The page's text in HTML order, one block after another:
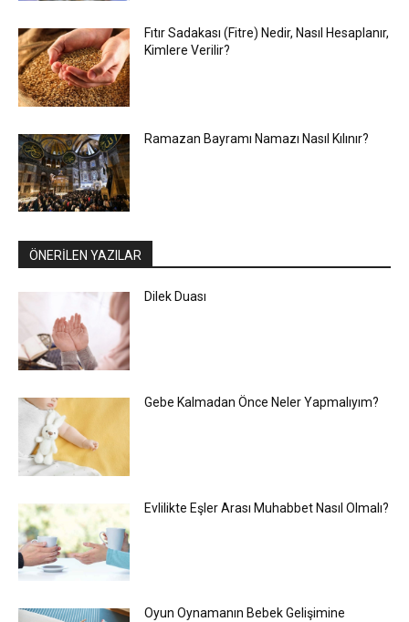
Fıtır Sadakası (Fitre) Nedir, Nasıl Hesaplanır,
Kimlere Verilir?
Ramazan Bayramı Namazı Nasıl Kılınır?
ÖNERİLEN YAZILAR
Dilek Duası
Gebe Kalmadan Önce Neler Yapmalıyım?
Evlilikte Eşler Arası Muhabbet Nasıl Olmalı?
Oyun Oynamanın Bebek Gelişimine